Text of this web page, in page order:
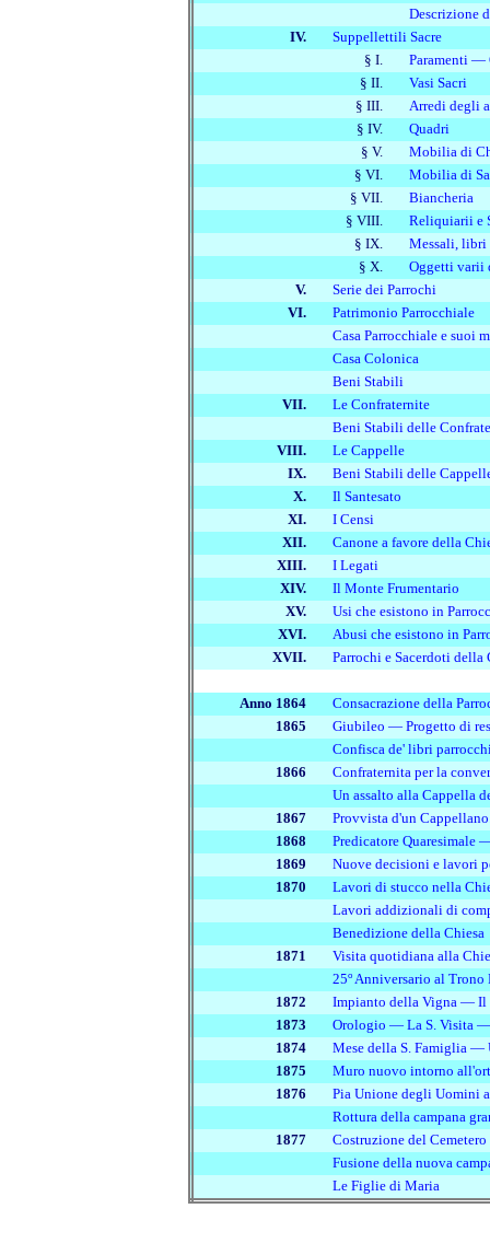
Descrizione
IV.
Suppellettili Sacre
§ I.
Paramenti —
§ II.
Vasi Sacri
§ III.
Arredi degli
§ IV.
Quadri
§ V.
Mobilia di
§ VI.
Mobilia di
§ VII.
Biancheria
§ VIII.
Reliquiarii e
§ IX.
Messali, libri
§ X.
Oggetti varii
V.
Serie dei Parrochi
VI.
Patrimonio Parrocchiale
Casa Parrocchiale e suoi
Casa Colonica
Beni Stabili
VII.
Le Confraternite
Beni Stabili delle
VIII.
Le Cappelle
IX.
Beni Stabili delle
X.
Il Santesato
XI.
I Censi
XII.
Canone a favore della
XIII.
I Legati
XIV.
Il Monte Frumentario
XV.
Usi che esistono in
XVI.
Abusi che esistono in
XVII.
Parrochi e Sacerdoti
Anno 1864
Consacrazione della
1865
Giubileo — Progetto di
Confisca de' libri
1866
Confraternita per la
Un assalto alla Cappella
1867
Provvista d'un
1868
Predicatore
1869
Nuove decisioni e lavori
1870
Lavori di stucco nella
Lavori addizionali di
Benedizione della Chiesa
1871
Visita quotidiana alla
25o Anniversario al
1872
Impianto della Vigna — Il
1873
Orologio — La S. Visita —
1874
Mese della S. Famiglia —
1875
Muro nuovo intorno
1876
Pia Unione degli Uomini
Rottura della campana
1877
Costruzione del
Fusione della nuova
Le Figlie di Maria